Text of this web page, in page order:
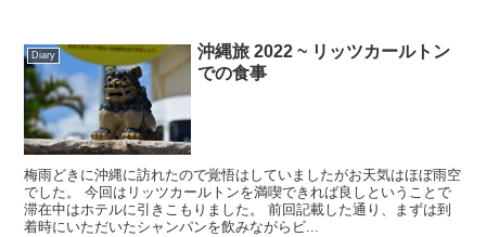
Diary
沖縄旅 2022 ~ リッツカールトン
での食事
梅雨どきに沖縄に訪れたので覚悟はしていましたがお天気はほぼ雨空
でした。 今回はリッツカールトンを満喫できれば良しということで
滞在中はホテルに引きこもりました。 前回記載した通り、まずは到
着時にいただいたシャンパンを飲みながらビ...